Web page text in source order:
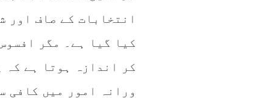
انتخابات کے صاف اور
کیا گیا ہے۔ مگر
کر اندازہ ہوتا ہے کہ
ورانہ امور میں کافی